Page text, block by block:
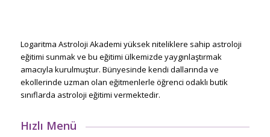
Logaritma Astroloji Akademi yüksek niteliklere sahip astroloji
eğitimi sunmak ve bu eğitimi ülkemizde yaygınlaştırmak
amacıyla kurulmuştur. Bünyesinde kendi dallarında ve
ekollerinde uzman olan eğitmenlerle öğrenci odaklı butik
sınıflarda astroloji eğitimi vermektedir.
Hızlı Menü